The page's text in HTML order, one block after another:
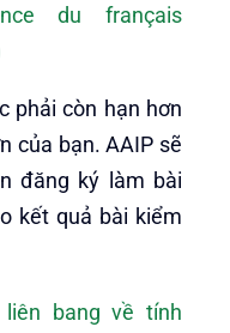
du français
phải còn hạn hơn
của bạn. AAIP sẽ
đăng ký làm bài
kết quả bài kiểm
liên bang về tính